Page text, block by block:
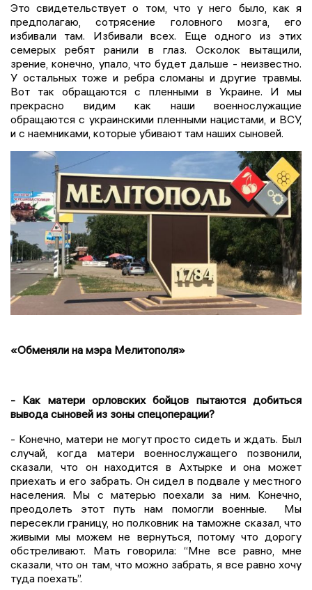
Это свидетельствует о том, что у него было, как я
предполагаю, сотрясение головного мозга, его
избивали там. Избивали всех. Еще одного из этих
семерых ребят ранили в глаз. Осколок вытащили,
зрение, конечно, упало, что будет дальше - неизвестно.
У остальных тоже и ребра сломаны и другие травмы.
Вот так обращаются с пленными в Украине. И мы
прекрасно видим как наши военнослужащие
обращаются с украинскими пленными нацистами, и ВСУ,
и с наемниками, которые убивают там наших сыновей.
«Обменяли на мэра Мелитополя»
- Как матери орловских бойцов пытаются добиться
вывода сыновей из зоны спецоперации?
- Конечно, матери не могут просто сидеть и ждать. Был
случай, когда матери военнослужащего позвонили,
сказали, что он находится в Ахтырке и она может
приехать и его забрать. Он сидел в подвале у местного
населения. Мы с матерью поехали за ним. Конечно,
преодолеть этот путь нам помогли военные. Мы
пересекли границу, но полковник на таможне сказал, что
живыми мы можем не вернуться, потому что дорогу
обстреливают. Мать говорила: “Мне все равно, мне
сказали, что он там, что можно забрать, я все равно хочу
туда поехать”.